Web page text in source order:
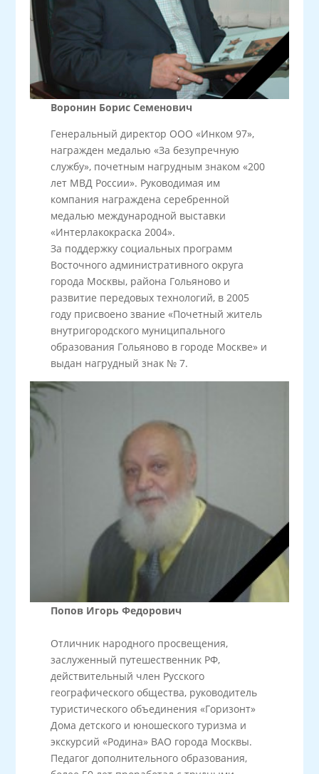
Воронин Борис Семенович
Генеральный директор ООО «Инком 97»,
награжден медалью «За безупречную
службу», почетным нагрудным знаком «200
лет МВД России». Руководимая им
компания награждена серебренной
медалью международной выставки
«Интерлакокраска 2004».
За поддержку социальных программ
Восточного административного округа
города Москвы, района Гольяново и
развитие передовых технологий, в 2005
году присвоено звание «Почетный житель
внутригородского муниципального
образования Гольяново в городе Москве» и
выдан нагрудный знак № 7.
Попов Игорь Федорович
Отличник народного просвещения,
заслуженный путешественник РФ,
действительный член Русского
географического общества, руководитель
туристического объединения «Горизонт»
Дома детского и юношеского туризма и
экскурсий «Родина» ВАО города Москвы.
Педагог дополнительного образования,